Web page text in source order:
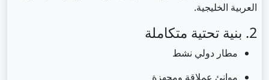
العربية الخليجية.
2. بنية تحتية متكاملة
مطار دولي نشط
موانئ عملاقة ومجهزة